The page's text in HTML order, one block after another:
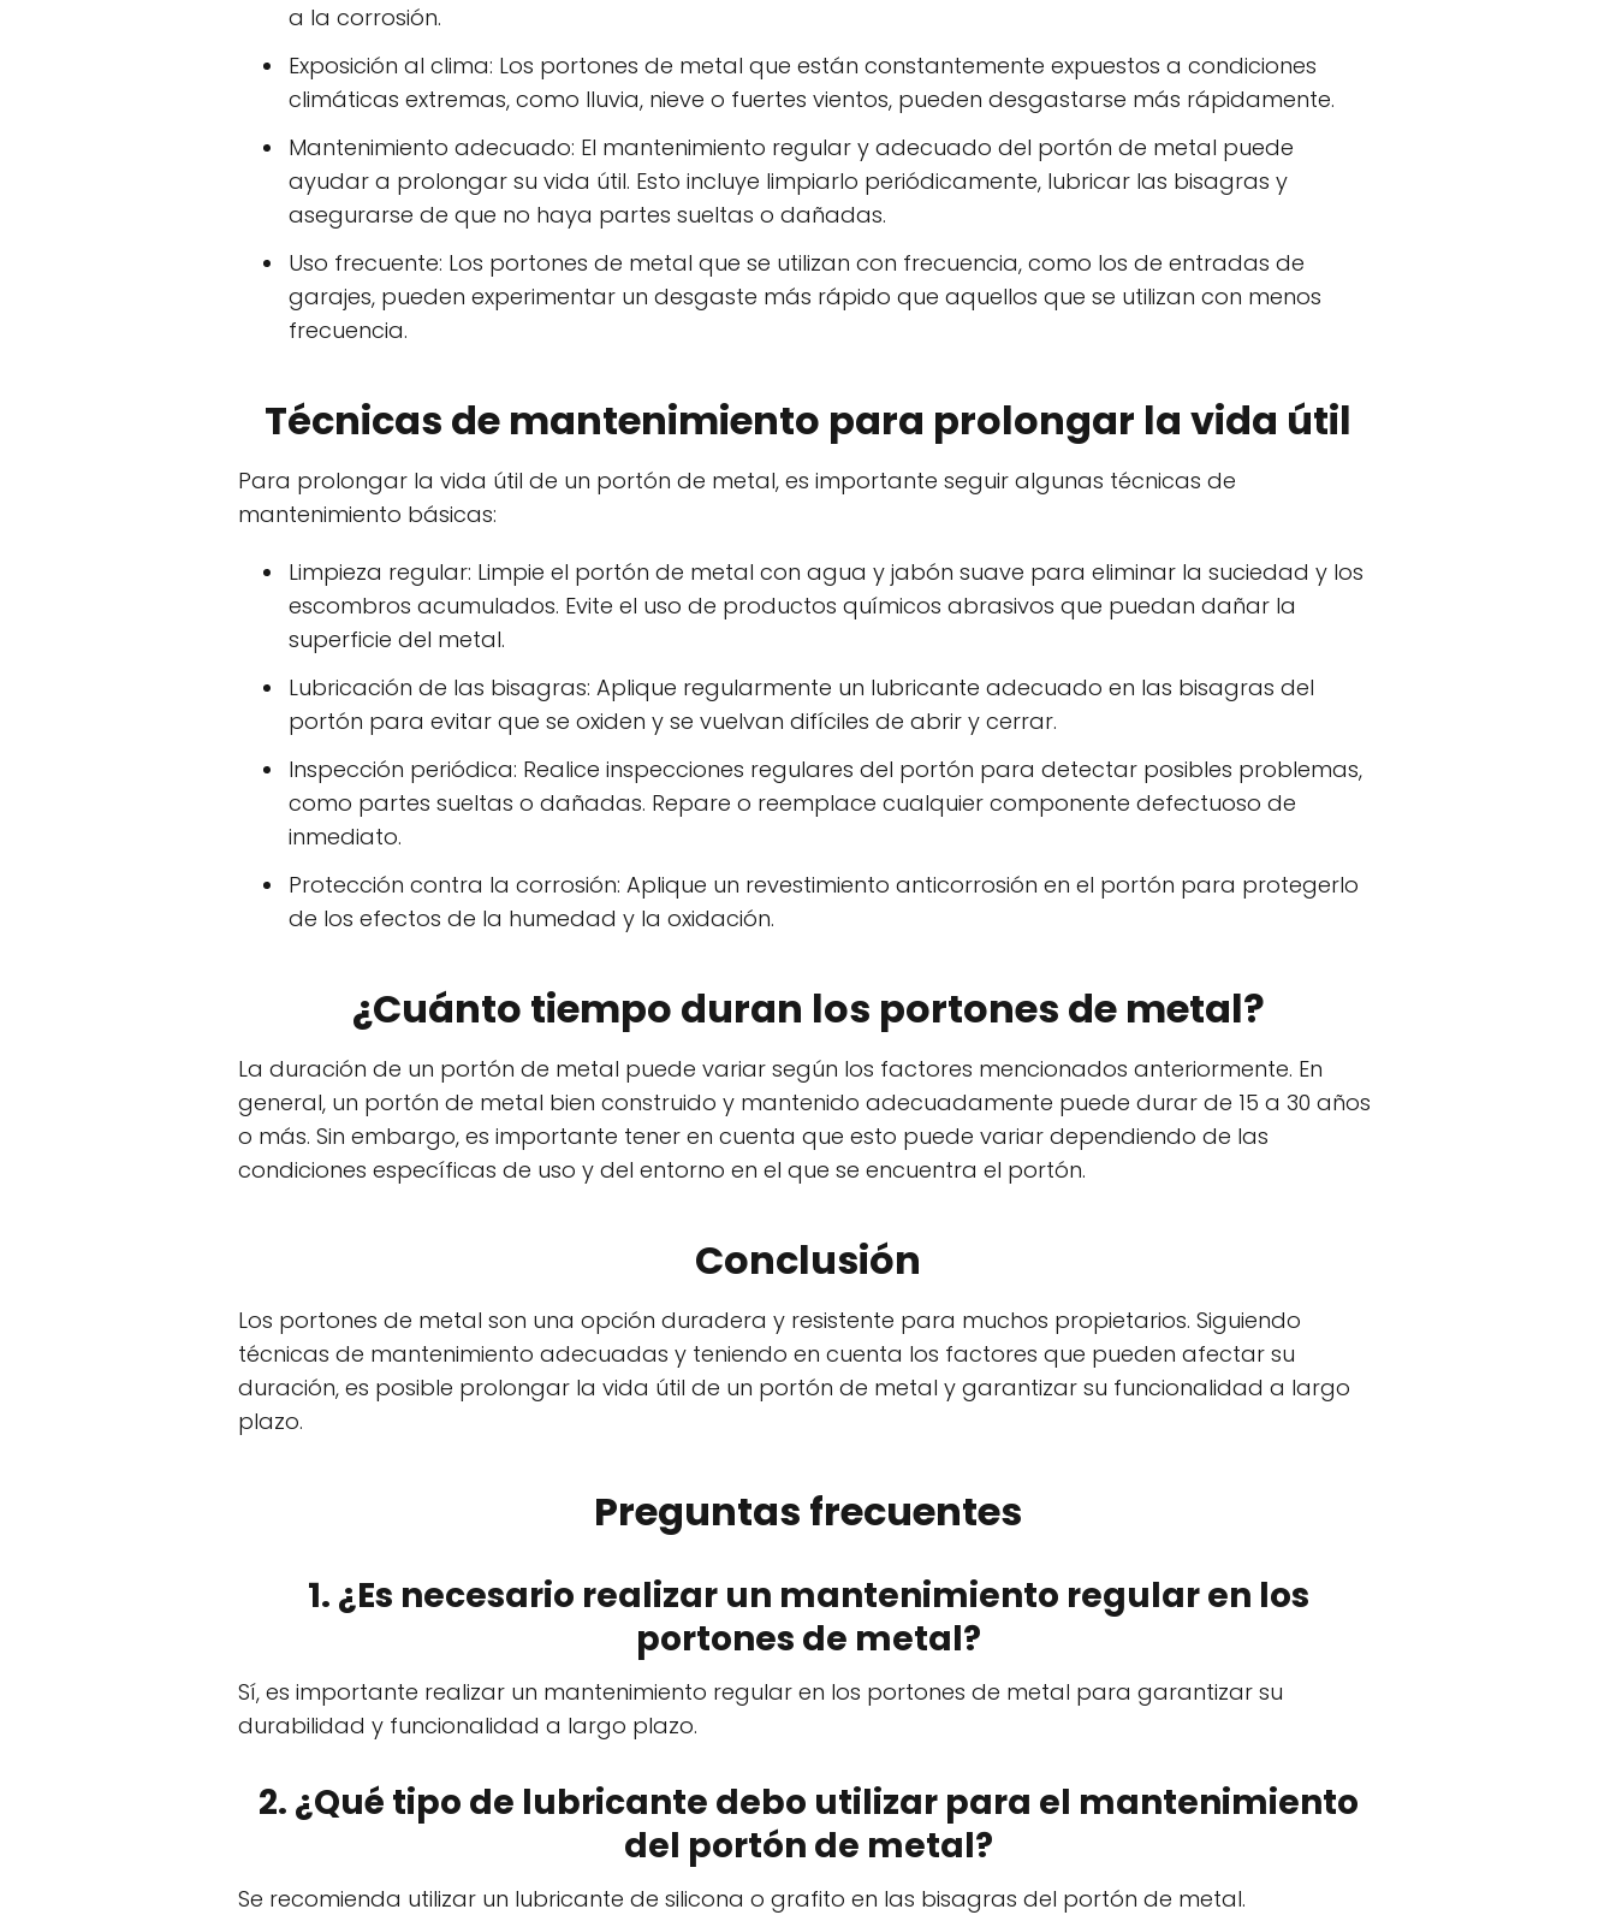
a la corrosión.
Exposición al clima: Los portones de metal que están constantemente expuestos a condiciones
climáticas extremas, como lluvia, nieve o fuertes vientos, pueden desgastarse más rápidamente.
Mantenimiento adecuado: El mantenimiento regular y adecuado del portón de metal puede
ayudar a prolongar su vida útil. Esto incluye limpiarlo periódicamente, lubricar las bisagras y
asegurarse de que no haya partes sueltas o dañadas.
Uso frecuente: Los portones de metal que se utilizan con frecuencia, como los de entradas de
garajes, pueden experimentar un desgaste más rápido que aquellos que se utilizan con menos
frecuencia.
Técnicas de mantenimiento para prolongar la vida útil
Para prolongar la vida útil de un portón de metal, es importante seguir algunas técnicas de
mantenimiento básicas:
Limpieza regular: Limpie el portón de metal con agua y jabón suave para eliminar la suciedad y los
escombros acumulados. Evite el uso de productos químicos abrasivos que puedan dañar la
superficie del metal.
Lubricación de las bisagras: Aplique regularmente un lubricante adecuado en las bisagras del
portón para evitar que se oxiden y se vuelvan difíciles de abrir y cerrar.
Inspección periódica: Realice inspecciones regulares del portón para detectar posibles problemas,
como partes sueltas o dañadas. Repare o reemplace cualquier componente defectuoso de
inmediato.
Protección contra la corrosión: Aplique un revestimiento anticorrosión en el portón para protegerlo
de los efectos de la humedad y la oxidación.
¿Cuánto tiempo duran los portones de metal?
La duración de un portón de metal puede variar según los factores mencionados anteriormente. En
general, un portón de metal bien construido y mantenido adecuadamente puede durar de 15 a 30 años
o más. Sin embargo, es importante tener en cuenta que esto puede variar dependiendo de las
condiciones específicas de uso y del entorno en el que se encuentra el portón.
Conclusión
Los portones de metal son una opción duradera y resistente para muchos propietarios. Siguiendo
técnicas de mantenimiento adecuadas y teniendo en cuenta los factores que pueden afectar su
duración, es posible prolongar la vida útil de un portón de metal y garantizar su funcionalidad a largo
plazo.
Preguntas frecuentes
1. ¿Es necesario realizar un mantenimiento regular en los
portones de metal?
Sí, es importante realizar un mantenimiento regular en los portones de metal para garantizar su
durabilidad y funcionalidad a largo plazo.
2. ¿Qué tipo de lubricante debo utilizar para el mantenimiento
del portón de metal?
Se recomienda utilizar un lubricante de silicona o grafito en las bisagras del portón de metal.